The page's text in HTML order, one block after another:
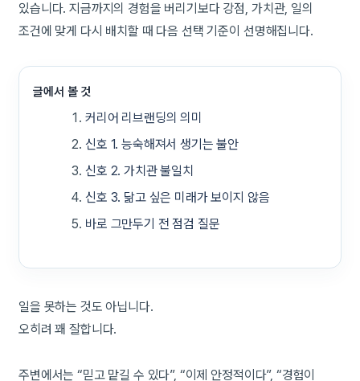
있습니다. 지금까지의 경험을 버리기보다 강점, 가치관, 일의
조건에 맞게 다시 배치할 때 다음 선택 기준이 선명해집니다.
글에서 볼 것
커리어 리브랜딩의 의미
신호 1. 능숙해져서 생기는 불안
신호 2. 가치관 불일치
신호 3. 닮고 싶은 미래가 보이지 않음
바로 그만두기 전 점검 질문
일을 못하는 것도 아닙니다.
오히려 꽤 잘합니다.
주변에서는 “믿고 맡길 수 있다”, “이제 안정적이다”, “경험이